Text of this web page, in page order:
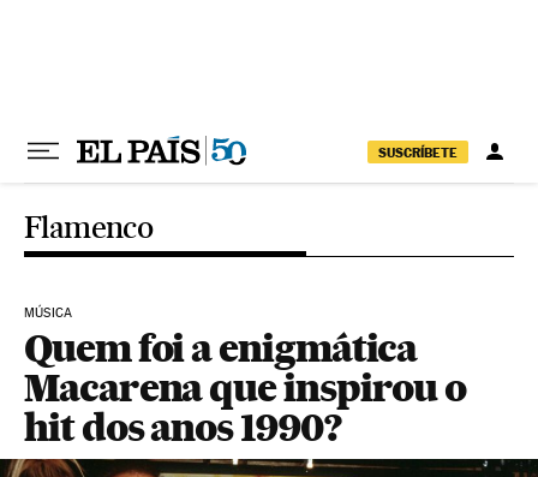
SUSCRÍBETE
Flamenco
MÚSICA
Quem foi a enigmática
Macarena que inspirou o
hit dos anos 1990?